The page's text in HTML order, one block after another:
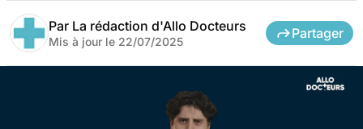
Par La rédaction d'Allo Docteurs
Mis à jour le 22/07/2025
Partager